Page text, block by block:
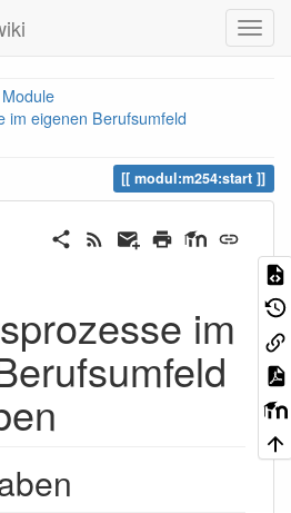
Module
im eigenen Berufsumfeld
modul:m254:start
im